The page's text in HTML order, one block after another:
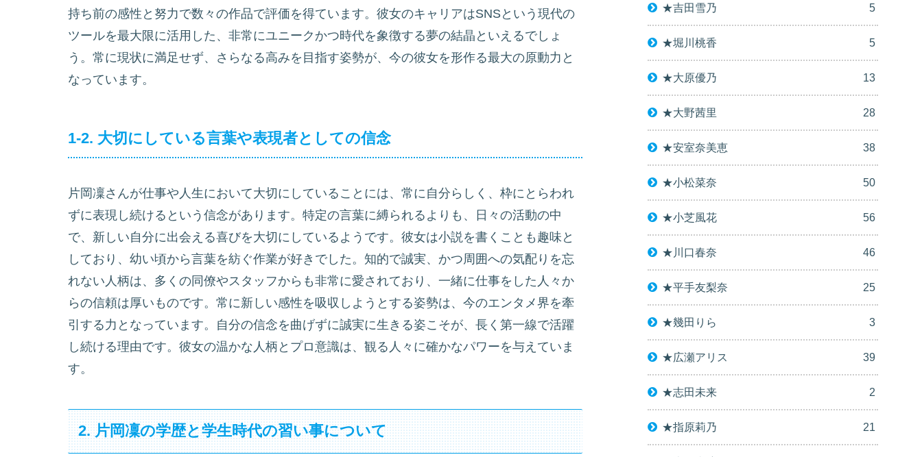
持ち前の感性と努力で数々の作品で評価を得ています。彼女のキャリアはSNSという現代の
ツールを最大限に活用した、非常にユニークかつ時代を象徴する夢の結晶といえるでしょ
う。常に現状に満足せず、さらなる高みを目指す姿勢が、今の彼女を形作る最大の原動力と
なっています。
1-2. 大切にしている言葉や表現者としての信念
片岡凜さんが仕事や人生において大切にしていることには、常に自分らしく、枠にとらわれ
ずに表現し続けるという信念があります。特定の言葉に縛られるよりも、日々の活動の中
で、新しい自分に出会える喜びを大切にしているようです。彼女は小説を書くことも趣味と
しており、幼い頃から言葉を紡ぐ作業が好きでした。知的で誠実、かつ周囲への気配りを忘
れない人柄は、多くの同僚やスタッフからも非常に愛されており、一緒に仕事をした人々か
らの信頼は厚いものです。常に新しい感性を吸収しようとする姿勢は、今のエンタメ界を牽
引する力となっています。自分の信念を曲げずに誠実に生きる姿こそが、長く第一線で活躍
し続ける理由です。彼女の温かな人柄とプロ意識は、観る人々に確かなパワーを与えていま
す。
2. 片岡凜の学歴と学生時代の習い事について
★吉田雪乃 5
★堀川桃香 5
★大原優乃 13
★大野茜里 28
★安室奈美恵 38
★小松菜奈 50
★小芝風花 56
★川口春奈 46
★平手友梨奈 25
★幾田りら 3
★広瀬アリス 39
★志田未来 2
★指原莉乃 21